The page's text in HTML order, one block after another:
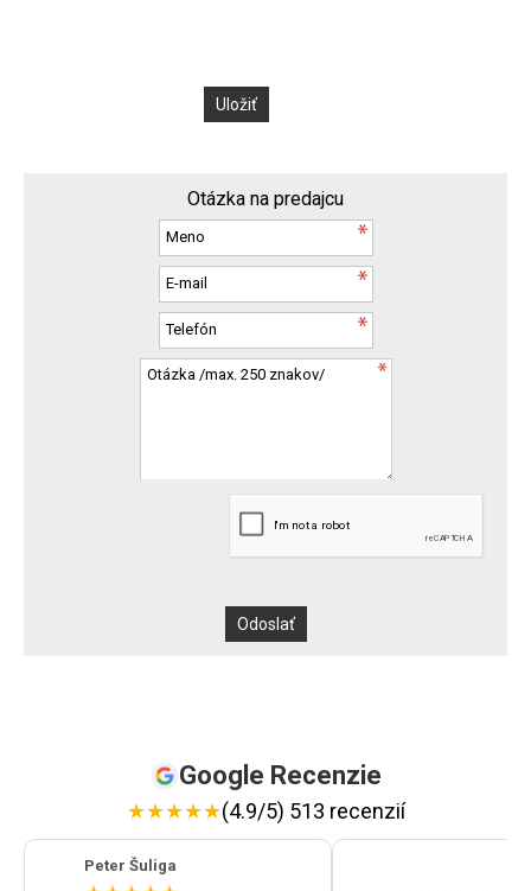
Otázka na predajcu
Google Recenzie
★★★★★(4.9/5) 513 recenzií
Peter Šuliga